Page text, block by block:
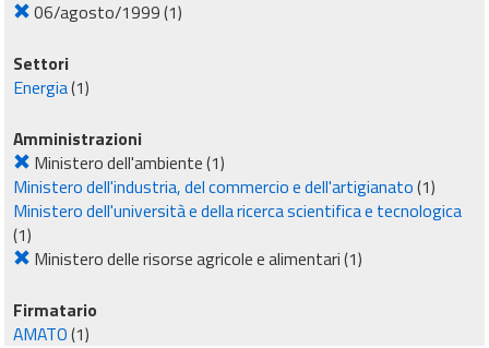
06/agosto/1999(1)
Settori
Energia(1)
Amministrazioni
Ministero dell'ambiente(1)
Ministero dell'industria, del commercio e dell'artigianato(1)
Ministero dell'università e della ricerca scientifica e tecnologica
(1)
Ministero delle risorse agricole e alimentari(1)
Firmatario
AMATO(1)